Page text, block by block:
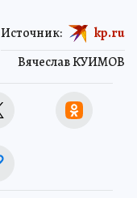
Вячеслав КУИМОВ
Источник: kp.ru